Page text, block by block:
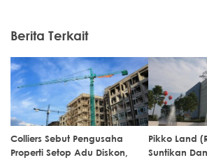
Berita Terkait
Colliers Sebut Pengusaha
Properti Setop Adu Diskon,
Pikko Land
Suntikan